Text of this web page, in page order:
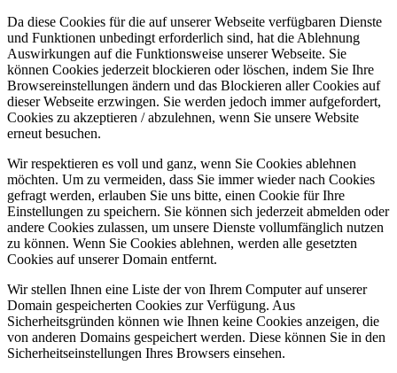
Da diese Cookies für die auf unserer Webseite verfügbaren Dienste
und Funktionen unbedingt erforderlich sind, hat die Ablehnung
Auswirkungen auf die Funktionsweise unserer Webseite. Sie
können Cookies jederzeit blockieren oder löschen, indem Sie Ihre
Browsereinstellungen ändern und das Blockieren aller Cookies auf
dieser Webseite erzwingen. Sie werden jedoch immer aufgefordert,
Cookies zu akzeptieren / abzulehnen, wenn Sie unsere Website
erneut besuchen.
Wir respektieren es voll und ganz, wenn Sie Cookies ablehnen
möchten. Um zu vermeiden, dass Sie immer wieder nach Cookies
gefragt werden, erlauben Sie uns bitte, einen Cookie für Ihre
Einstellungen zu speichern. Sie können sich jederzeit abmelden oder
andere Cookies zulassen, um unsere Dienste vollumfänglich nutzen
zu können. Wenn Sie Cookies ablehnen, werden alle gesetzten
Cookies auf unserer Domain entfernt.
Wir stellen Ihnen eine Liste der von Ihrem Computer auf unserer
Domain gespeicherten Cookies zur Verfügung. Aus
Sicherheitsgründen können wie Ihnen keine Cookies anzeigen, die
von anderen Domains gespeichert werden. Diese können Sie in den
Sicherheitseinstellungen Ihres Browsers einsehen.